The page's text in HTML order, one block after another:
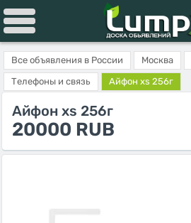
Все объявления в России Москва
Телефоны и связь
Айфон xs 256г
Айфон xs 256г
20000 RUB